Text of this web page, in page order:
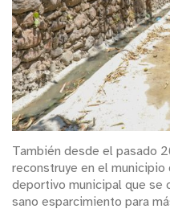
También desde el pasado
reconstruye en el municipio
deportivo municipal que se
sano esparcimiento para